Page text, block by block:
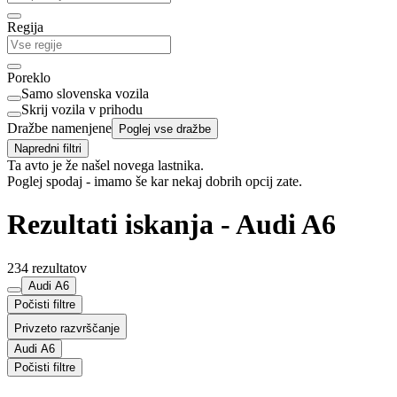
Regija
Poreklo
Samo slovenska vozila
Skrij vozila v prihodu
Dražbe namenjene Poglej vse dražbe
Napredni filtri
Ta avto je že našel novega lastnika.
Poglej spodaj - imamo še kar nekaj dobrih opcij zate.
Rezultati iskanja - Audi A6
234 rezultatov
Audi A6
Počisti filtre
Privzeto razvrščanje
Audi A6
Počisti filtre